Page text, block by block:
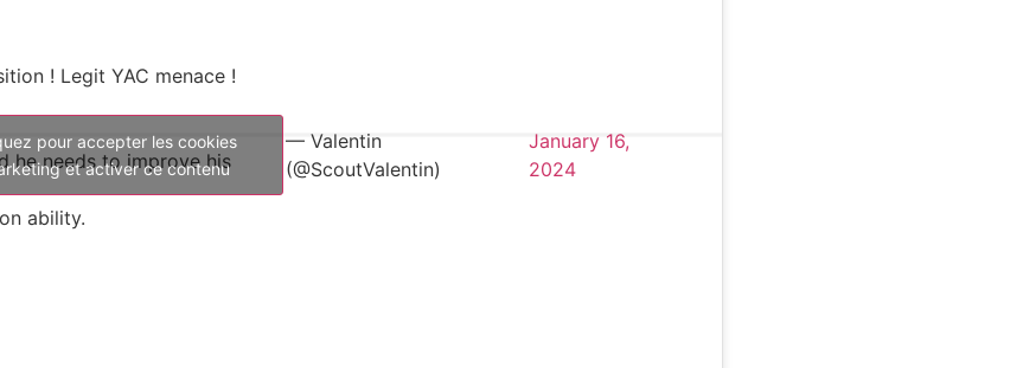
! Legit YAC menace !
he needs to improve his
ability.
— Valentin
(@ScoutValentin)
January 16,
2024
pour accepter les cookies
et activer ce contenu